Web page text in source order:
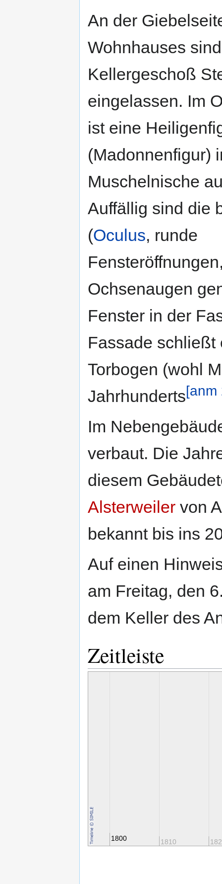
An der
Wohnhauses
Kellergeschoß
eingelassen. Im
ist eine
(Madonnenfigur)
Muschelnische
Auffällig sind die
(Oculus, runde
Ochsenaugen
Fenster in der
Fassade schließt
Torbogen (wohl
Jahrhunderts[anm
Im
verbaut. Die
diesem
Alsterweiler von
bekannt bis ins
Auf einen
am Freitag, den
dem Keller des
Zeitleiste
1800 1810